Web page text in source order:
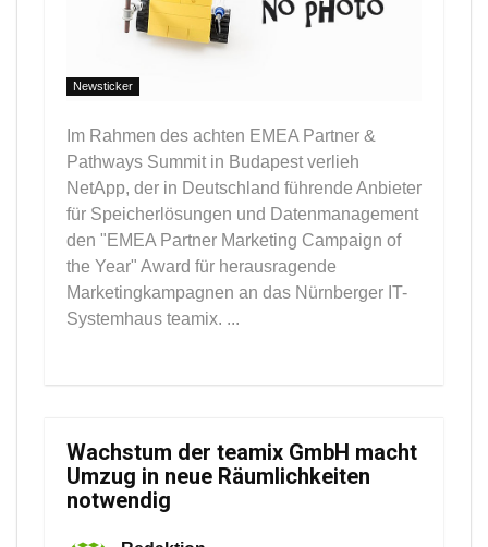
Newsticker
Im Rahmen des achten EMEA Partner &
Pathways Summit in Budapest verlieh
NetApp, der in Deutschland führende Anbieter
für Speicherlösungen und Datenmanagement
den "EMEA Partner Marketing Campaign of
the Year" Award für herausragende
Marketingkampagnen an das Nürnberger IT-
Systemhaus teamix. ...
Wachstum der teamix GmbH macht
Umzug in neue Räumlichkeiten
notwendig